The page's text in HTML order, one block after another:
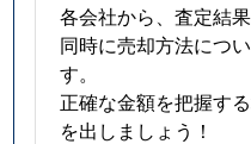
各会社から、査定結果
同時に売却方法につ
す。
正確な金額を把握す
を出しましょう！